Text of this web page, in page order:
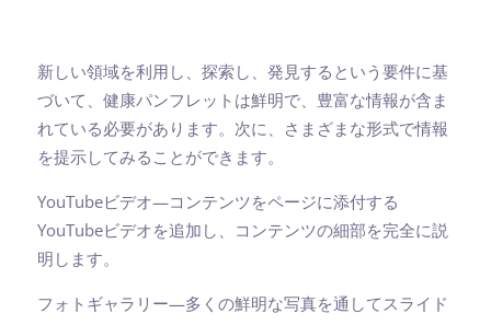
新しい領域を利用し、探索し、発見するという要件に基
づいて、健康パンフレットは鮮明で、豊富な情報が含ま
れている必要があります。次に、さまざまな形式で情報
を提示してみることができます。
YouTubeビデオ—コンテンツをページに添付する
YouTubeビデオを追加し、コンテンツの細部を完全に説
明します。
フォトギャラリー—多くの鮮明な写真を通してスライド